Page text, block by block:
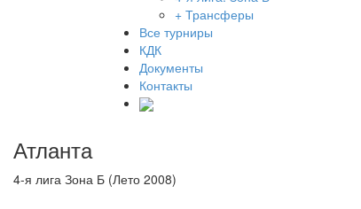
+ Трансферы
Все турниры
КДК
Документы
Контакты
Атланта
4-я лига Зона Б (Лето 2008)